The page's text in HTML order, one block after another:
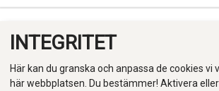
INTEGRITET
Här kan du granska och anpassa de cookies vi
här webbplatsen. Du bestämmer! Aktivera